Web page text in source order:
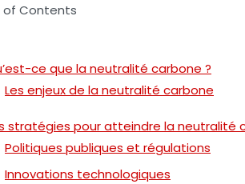
of Contents
ce que la neutralité carbone ?
Les enjeux de la neutralité carbone
stratégies pour atteindre la neutralité
Politiques publiques et régulations
Innovations technologiques